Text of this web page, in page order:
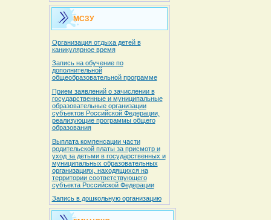
МСЗУ
Организация отдыха детей в
каникулярное время
Запись на обучение по
дополнительной
общеобразовательной программе
Прием заявлений о зачислении в
государственные и муниципальные
образовательные организации
субъектов Российской Федерации,
реализующие программы общего
образования
Выплата компенсации части
родительской платы за присмотр и
уход за детьми в государственных и
муниципальных образовательных
организациях, находящихся на
территории соответствующего
субъекта Российской Федерации
Запись в дошкольную организацию